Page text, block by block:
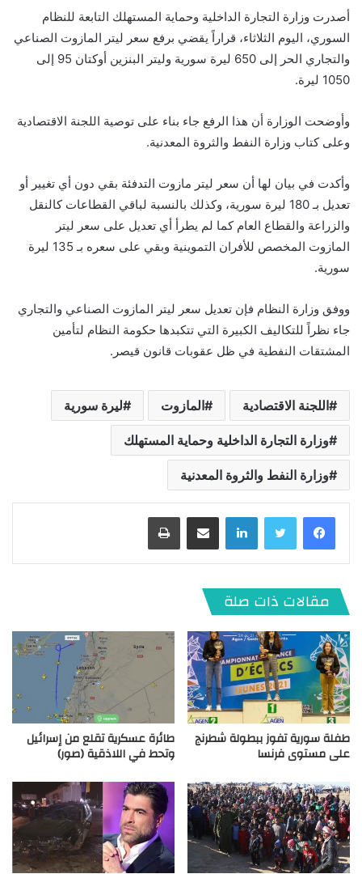
أصدرت وزارة التجارة الداخلية وحماية المستهلك التابعة للنظام
السوري، اليوم الثلاثاء، قراراً يقضي برفع سعر ليتر المازوت الصناعي
والتجاري الحر إلى 650 ليرة سورية وليتر البنزين أوكتان 95 إلى
1050 ليرة.
وأوضحت الوزارة أن هذا الرفع جاء بناء على توصية اللجنة الاقتصادية
وعلى كتاب وزارة النفط والثروة المعدنية.
وأكدت في بيان لها أن سعر ليتر مازوت التدفئة بقي دون أي تغيير أو
تعديل بـ 180 ليرة سورية، وكذلك بالنسبة لباقي القطاعات كالنقل
والزراعة والقطاع العام كما لم يطرأ أي تعديل على سعر ليتر
المازوت المخصص للأفران التموينية وبقي على سعره بـ 135 ليرة
سورية.
ووفق وزارة النظام فإن تعديل سعر ليتر المازوت الصناعي والتجاري
جاء نظراً للتكاليف الكبيرة التي تتكبدها حكومة النظام لتأمين
المشتقات النفطية في ظل عقوبات قانون قيصر.
اللجنة الاقتصادية المازوت ليرة سورية
وزارة التجارة الداخلية وحماية المستهلك
وزارة النفط والثروة المعدنية
لينكدإن
مقالات ذات صلة
طفلة سورية تفوز ببطولة شطرنج
على مستوى فرنسا
طائرة عسكرية تقلع من إسرائيل
وتحط في اللاذقية (صور)